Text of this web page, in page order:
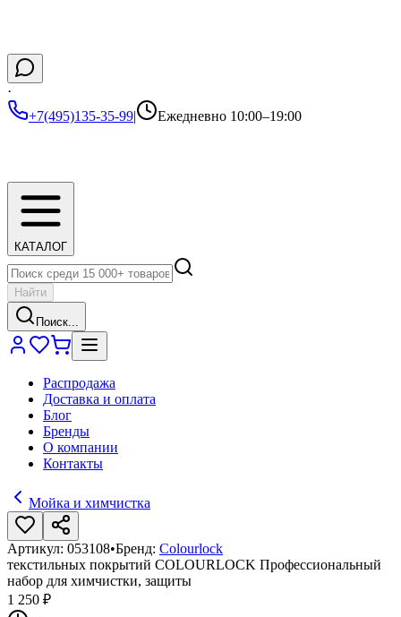
·
+7(495)135-35-99| Ежедневно 10:00–19:00
КАТАЛОГ
Найти
Поиск...
Распродажа
Доставка и оплата
Блог
Бренды
О компании
Контакты
Мойка и химчистка
Артикул: 053108•Бренд: Colourlock
текстильных покрытий COLOURLOCK Профессиональный
набор для химчистки, защиты
1 250 ₽